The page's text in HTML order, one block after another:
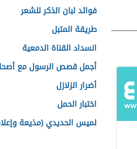
فوائد لبان الذكر للشعر
طريقة المتبل
انسداد القناة الدمعية
أجمل قصص الرسول مع
أضرار الزلازل
اختبار الحمل
لميس الحديدي (مذيعة